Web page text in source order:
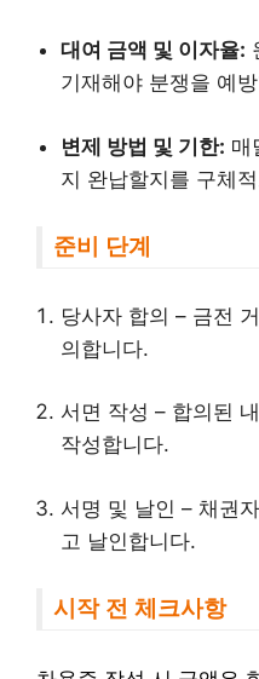
대여 금액 및 이자율:
기재해야 분쟁을 예
변제 방법 및 기한: 매
지 완납할지를 구체
준비 단계
당사자 합의 – 금전
의합니다.
서면 작성 – 합의된
작성합니다.
서명 및 날인 – 채권
고 날인합니다.
시작 전 체크사항